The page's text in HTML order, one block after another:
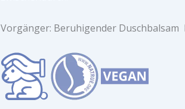
Vorgänger: Beruhigender Duschbalsam